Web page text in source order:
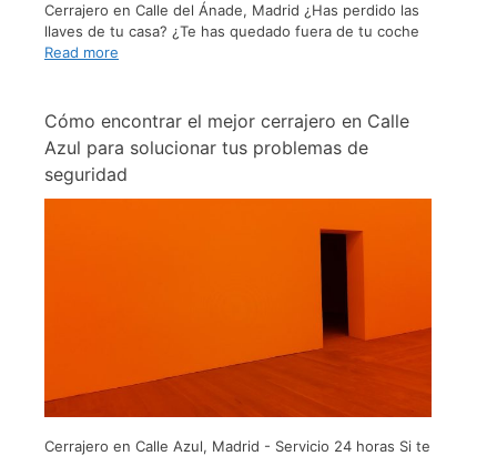
Cerrajero en Calle del Ánade, Madrid ¿Has perdido las
llaves de tu casa? ¿Te has quedado fuera de tu coche
Read more
Cómo encontrar el mejor cerrajero en Calle
Azul para solucionar tus problemas de
seguridad
Cerrajero en Calle Azul, Madrid - Servicio 24 horas Si te